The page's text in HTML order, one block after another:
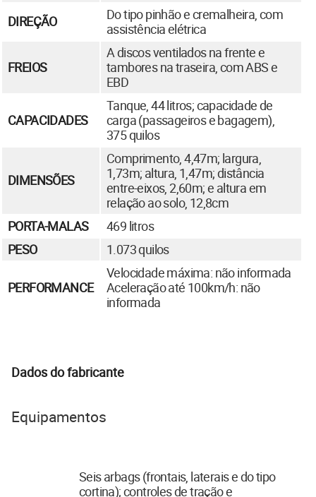
DIREÇÃO
Do tipo pinhão e cremalheira, com
assistência elétrica
FREIOS
A discos ventilados na frente e
tambores na traseira, com ABS e
EBD
CAPACIDADES
Tanque, 44 litros; capacidade de
carga (passageiros e bagagem),
375 quilos
DIMENSÕES
Comprimento, 4,47m; largura,
1,73m; altura, 1,47m; distância
entre-eixos, 2,60m; e altura em
relação ao solo, 12,8cm
PORTA-MALAS
469 litros
PESO
1.073 quilos
PERFORMANCE
Velocidade máxima: não informada
Aceleração até 100km/h: não
informada
Dados do fabricante
Equipamentos
Seis arbags (frontais, laterais e do tipo
cortina); controles de tração e